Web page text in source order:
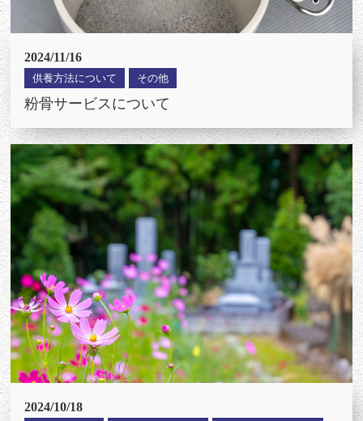
2024/11/16
供養方法について その他
粉骨サービスについて
2024/10/18